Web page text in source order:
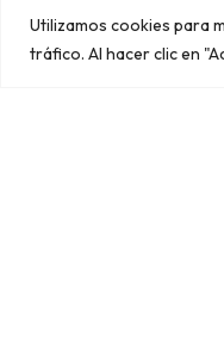
Utilizamos cookies para
tráfico. Al hacer clic en